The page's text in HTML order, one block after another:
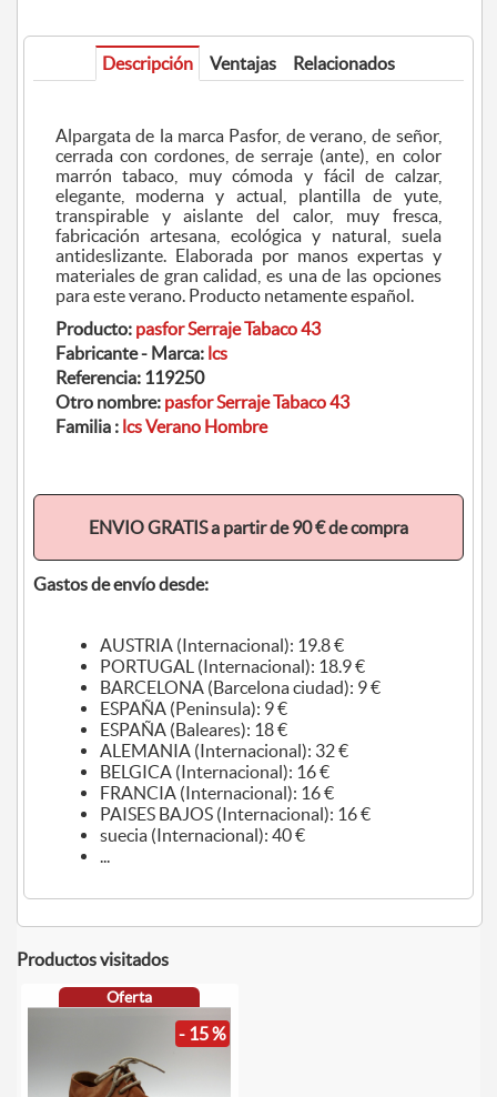
Descripción Ventajas Relacionados
Alpargata de la marca Pasfor, de verano, de señor,
cerrada con cordones, de serraje (ante), en color
marrón tabaco, muy cómoda y fácil de calzar,
elegante, moderna y actual, plantilla de yute,
transpirable y aislante del calor, muy fresca,
fabricación artesana, ecológica y natural, suela
antideslizante. Elaborada por manos expertas y
materiales de gran calidad, es una de las opciones
para este verano. Producto netamente español.
Producto: pasfor Serraje Tabaco 43
Fabricante - Marca: lcs
Referencia: 119250
Otro nombre: pasfor Serraje Tabaco 43
Familia : lcs Verano Hombre
ENVIO GRATIS a partir de 90 € de compra
Gastos de envío desde:
AUSTRIA (Internacional): 19.8 €
PORTUGAL (Internacional): 18.9 €
BARCELONA (Barcelona ciudad): 9 €
ESPAÑA (Peninsula): 9 €
ESPAÑA (Baleares): 18 €
ALEMANIA (Internacional): 32 €
BELGICA (Internacional): 16 €
FRANCIA (Internacional): 16 €
PAISES BAJOS (Internacional): 16 €
suecia (Internacional): 40 €
...
Productos visitados
Oferta
- 15 %